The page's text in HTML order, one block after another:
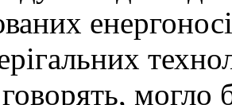
говорять,